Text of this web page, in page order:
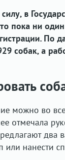
в
пока ни
собак, а
можно во
отмечала
два
или нанести